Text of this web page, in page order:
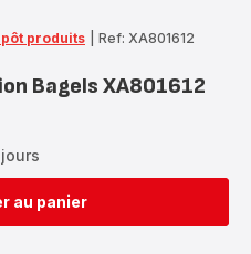
produits Ref: XA801612
Bagels XA801612
au panier